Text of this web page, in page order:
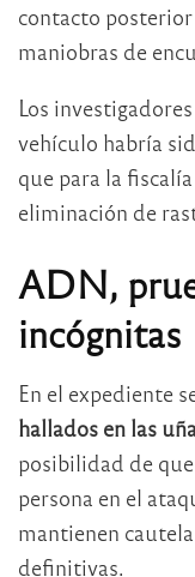
contacto
maniobras de
Los
vehículo habría
que para la
eliminación de
ADN,
incógnitas
En el expediente
hallados en las
posibilidad de
persona en el
mantienen
definitivas.